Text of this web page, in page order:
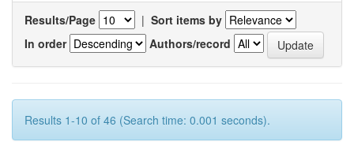
Results/Page | Sort items by
In order
Authors/record
Results 1-10 of 46 (Search time: 0.001 seconds).